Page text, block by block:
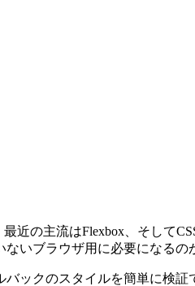
近の主流はFlexbox、そして
ないブラウザ用に必要になるの
ックのスタイルを簡単に検証